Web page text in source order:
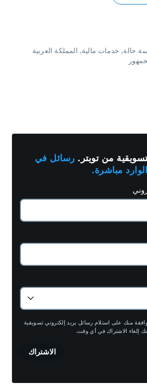
حالة خدمات مالية المملكة العربية
من تويتر. رسائل في
مباشرة.
منك على استلام رسائل بريد إلكتروني تسويقية
إلغاء الاشتراك في أي وقت.
الاشتراك